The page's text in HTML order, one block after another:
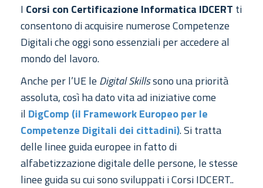
I Corsi con Certificazione Informatica IDCERT ti
consentono di acquisire numerose Competenze
Digitali che oggi sono essenziali per accedere al
mondo del lavoro.
Anche per l’UE le Digital Skillssono una priorità
assoluta, così ha dato vita ad iniziative come
il DigComp (il Framework Europeo per le
Competenze Digitali dei cittadini). Si tratta
delle linee guida europee in fatto di
alfabetizzazione digitale delle persone, le stesse
linee guida su cui sono sviluppati i Corsi IDCERT..